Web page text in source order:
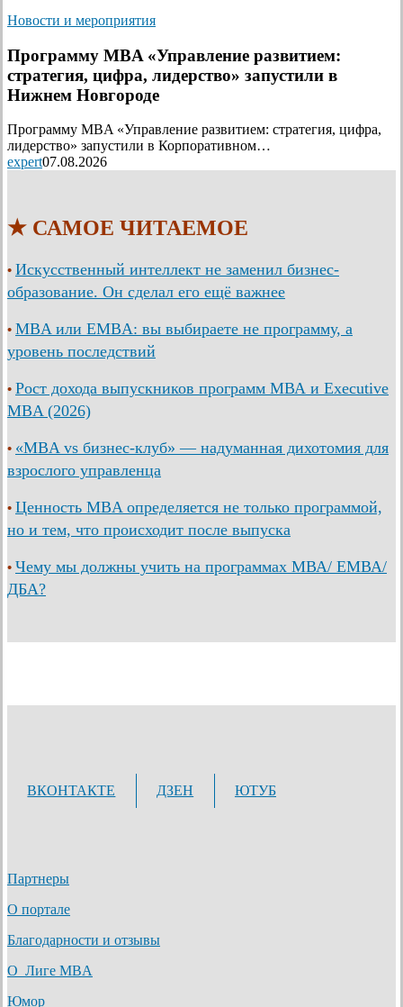
Новости и мероприятия
Программу MBA «Управление развитием:
стратегия, цифра, лидерство» запустили в
Нижнем Новгороде
Программу MBA «Управление развитием: стратегия, цифра,
лидерство» запустили в Корпоративном…
expert07.08.2026
★ САМОЕ ЧИТАЕМОЕ
• Искусственный интеллект не заменил бизнес-
образование. Он сделал его ещё важнее
• MBA или EMBA: вы выбираете не программу, а
уровень последствий
• Рост дохода выпускников программ МВА и Executive
MBA (2026)
• «MBA vs бизнес-клуб» — надуманная дихотомия для
взрослого управленца
• Ценность MBA определяется не только программой,
но и тем, что происходит после выпуска
• Чему мы должны учить на программах МВА/ ЕМВА/
ДБА?
ВКОНТАКТЕ ДЗЕН ЮТУБ
Партнеры
О портале
Благодарности и отзывы
О Лиге MBA
Юмор